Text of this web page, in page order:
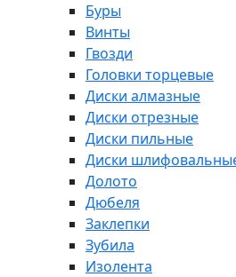
Буры
Винты
Гвозди
Головки торцевые
Диски алмазные
Диски отрезные
Диски пильные
Диски
Долото
Дюбеля
Заклепки
Зубила
Изолента